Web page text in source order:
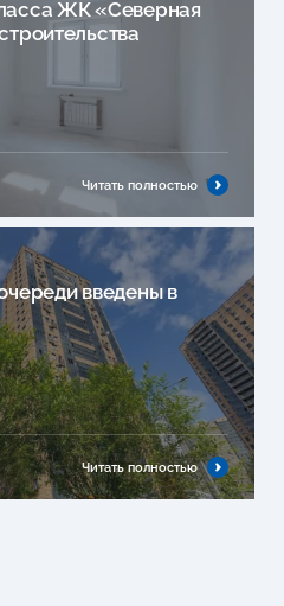
ЖК «Северная
Читать полностью
введены в
Читать полностью